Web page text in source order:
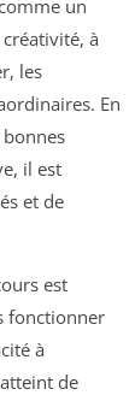
un
à
les
En
il est
et de
est
fonctionner
à
de